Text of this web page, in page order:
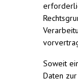
Soweit
Daten